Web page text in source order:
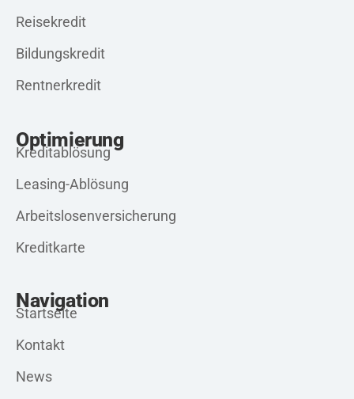
Reisekredit
Bildungskredit
Rentnerkredit
Optimierung
Kreditablösung
Leasing-Ablösung
Arbeitslosenversicherung
Kreditkarte
Navigation
Startseite
Kontakt
News